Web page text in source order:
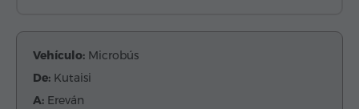
Vehículo: Microbús
De: Kutaisi
A: Ereván